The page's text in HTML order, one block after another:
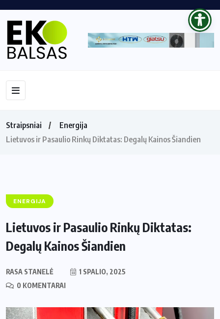
Straipsniai
Energija
Lietuvos ir Pasaulio Rinkų Diktatas: Degalų Kainos Šiandien
ENERGIJA
Lietuvos ir Pasaulio Rinkų Diktatas:
Degalų Kainos Šiandien
RASA STANELĖ
1 SPALIO, 2025
0 KOMENTARAI